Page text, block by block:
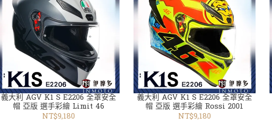
義大利 AGV K1 S E2206 全罩安全
帽 亞版 選手彩繪 Limit 46
NT$9,180
義大利 AGV K1 S E2206 全罩安全
帽 亞版 選手彩繪 Rossi 2001
NT$9,180